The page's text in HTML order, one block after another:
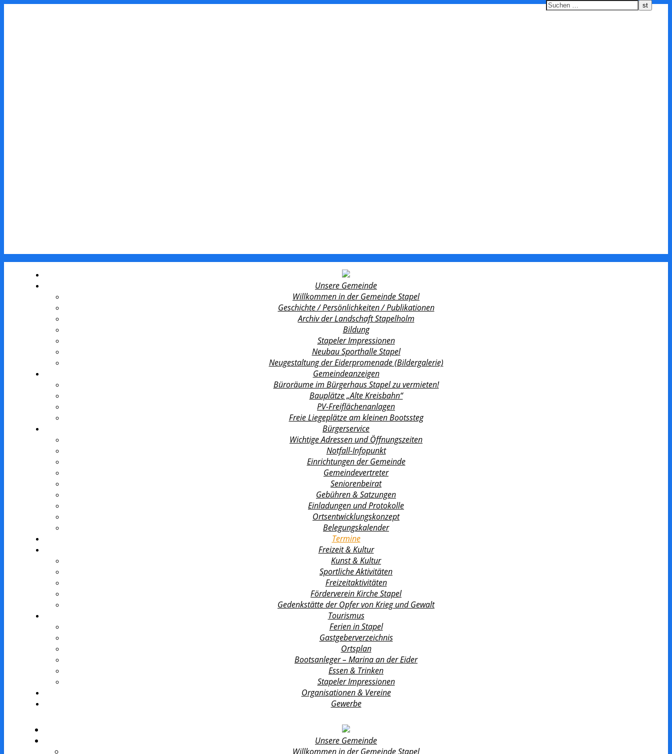
Unsere Gemeinde
Willkommen in der Gemeinde Stapel
Geschichte / Persönlichkeiten / Publikationen
Archiv der Landschaft Stapelholm
Bildung
Stapeler Impressionen
Neubau Sporthalle Stapel
Neugestaltung der Eiderpromenade (Bildergalerie)
Gemeindeanzeigen
Büroräume im Bürgerhaus Stapel zu vermieten!
Bauplätze „Alte Kreisbahn“
PV-Freiflächenanlagen
Freie Liegeplätze am kleinen Bootssteg
Bürgerservice
Wichtige Adressen und Öffnungszeiten
Notfall-Infopunkt
Einrichtungen der Gemeinde
Gemeindevertreter
Seniorenbeirat
Gebühren & Satzungen
Einladungen und Protokolle
Ortsentwicklungs­konzept
Belegungskalender
Termine
Freizeit & Kultur
Kunst & Kultur
Sportliche Aktivitäten
Freizeitaktivitäten
Förderverein Kirche Stapel
Gedenkstätte der Opfer von Krieg und Gewalt
Tourismus
Ferien in Stapel
Gastgeberverzeichnis
Ortsplan
Bootsanleger – Marina an der Eider
Essen & Trinken
Stapeler Impressionen
Organisationen & Vereine
Gewerbe
Unsere Gemeinde
Willkommen in der Gemeinde Stapel